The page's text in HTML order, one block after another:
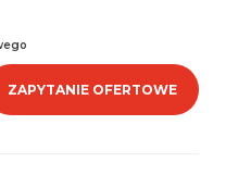
ZAPYTANIE OFERTOWE